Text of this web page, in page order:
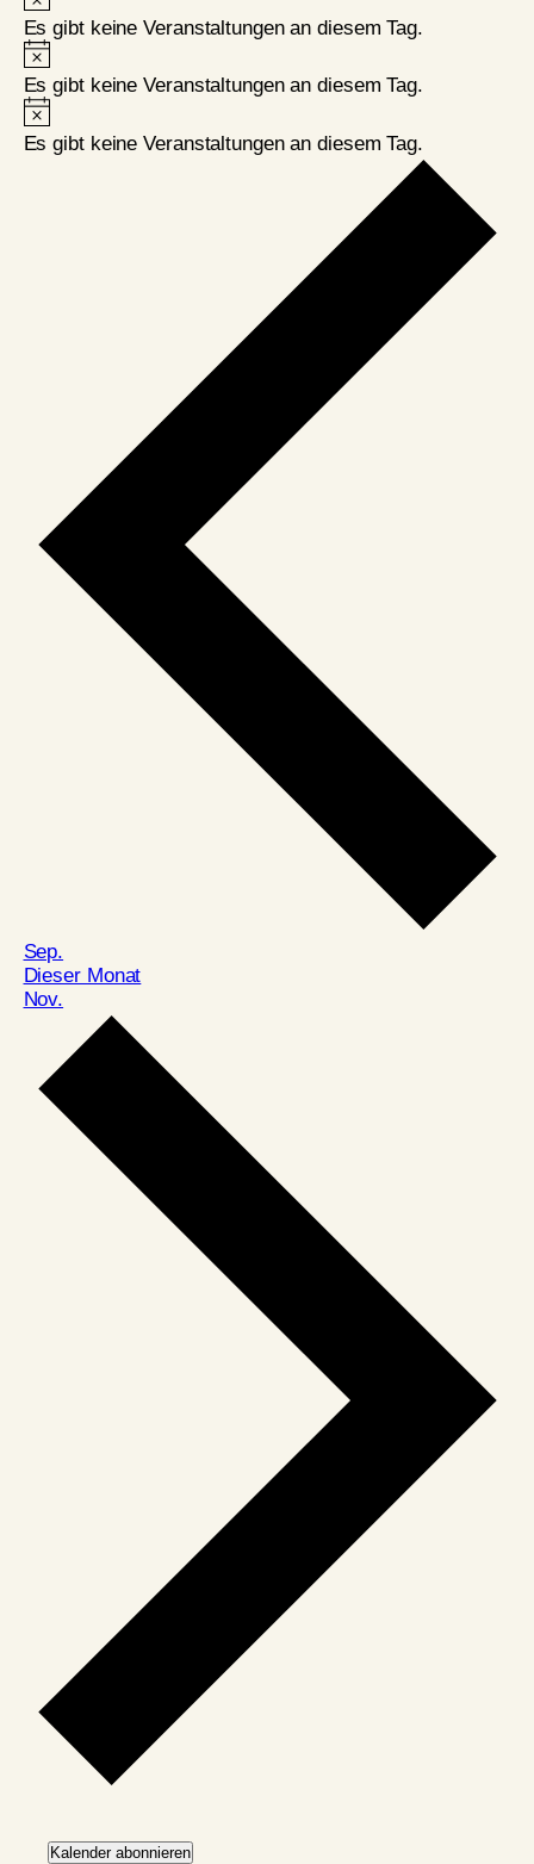
Es gibt keine Veranstaltungen an diesem Tag.
Hinweis
Es gibt keine Veranstaltungen an diesem Tag.
Hinweis
Es gibt keine Veranstaltungen an diesem Tag.
Sep.
Dieser Monat
Nov.
Kalender abonnieren